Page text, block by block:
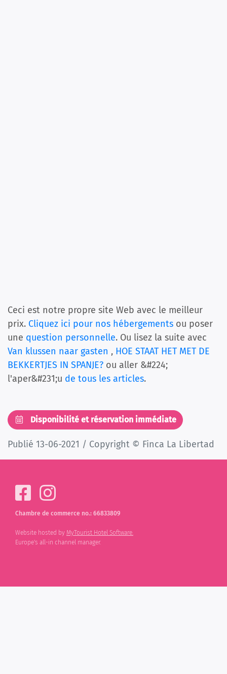
Ceci est notre propre site Web avec le meilleur
prix. Cliquez ici pour nos hébergements ou poser
une question personnelle. Ou lisez la suite avec
Van klussen naar gasten , HOE STAAT HET MET DE
BEKKERTJES IN SPANJE? ou aller &#224;
l'aper&#231;u de tous les articles.
Disponibilité et réservation immédiate
Publié 13-06-2021 / Copyright © Finca La Libertad
Chambre de commerce no.: 66833809
Website hosted by MyTourist Hotel Software.
Europe's all-in channel manager.